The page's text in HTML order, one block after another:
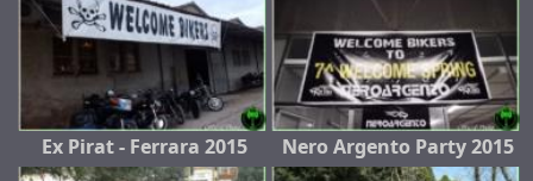
Ex Pirat - Ferrara 2015 Nero Argento Party 2015